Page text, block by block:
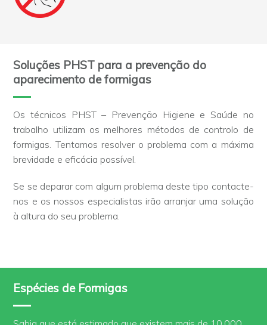
Soluções PHST para a prevenção do
aparecimento de formigas
Os técnicos PHST – Prevenção Higiene e Saúde no
trabalho utilizam os melhores métodos de controlo de
formigas. Tentamos resolver o problema com a máxima
brevidade e eficácia possível.
Se se deparar com algum problema deste tipo contacte-
nos e os nossos especialistas irão arranjar uma solução
à altura do seu problema.
Espécies de Formigas